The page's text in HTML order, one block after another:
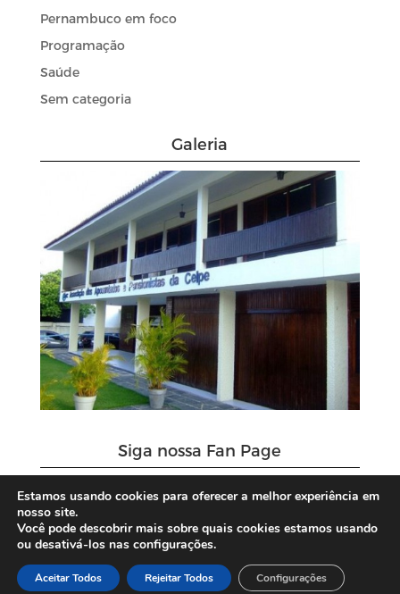
Pernambuco em foco
Programação
Saúde
Sem categoria
Galeria
Siga nossa Fan Page
Estamos usando cookies para oferecer a melhor experiência em
nosso site.
Você pode descobrir mais sobre quais cookies estamos usando
ou desativá-los nas configurações.
Aceitar Todos Rejeitar Todos Configurações